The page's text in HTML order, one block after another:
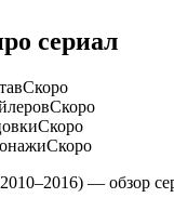
сериал
Скоро
Скоро
Скоро
Скоро